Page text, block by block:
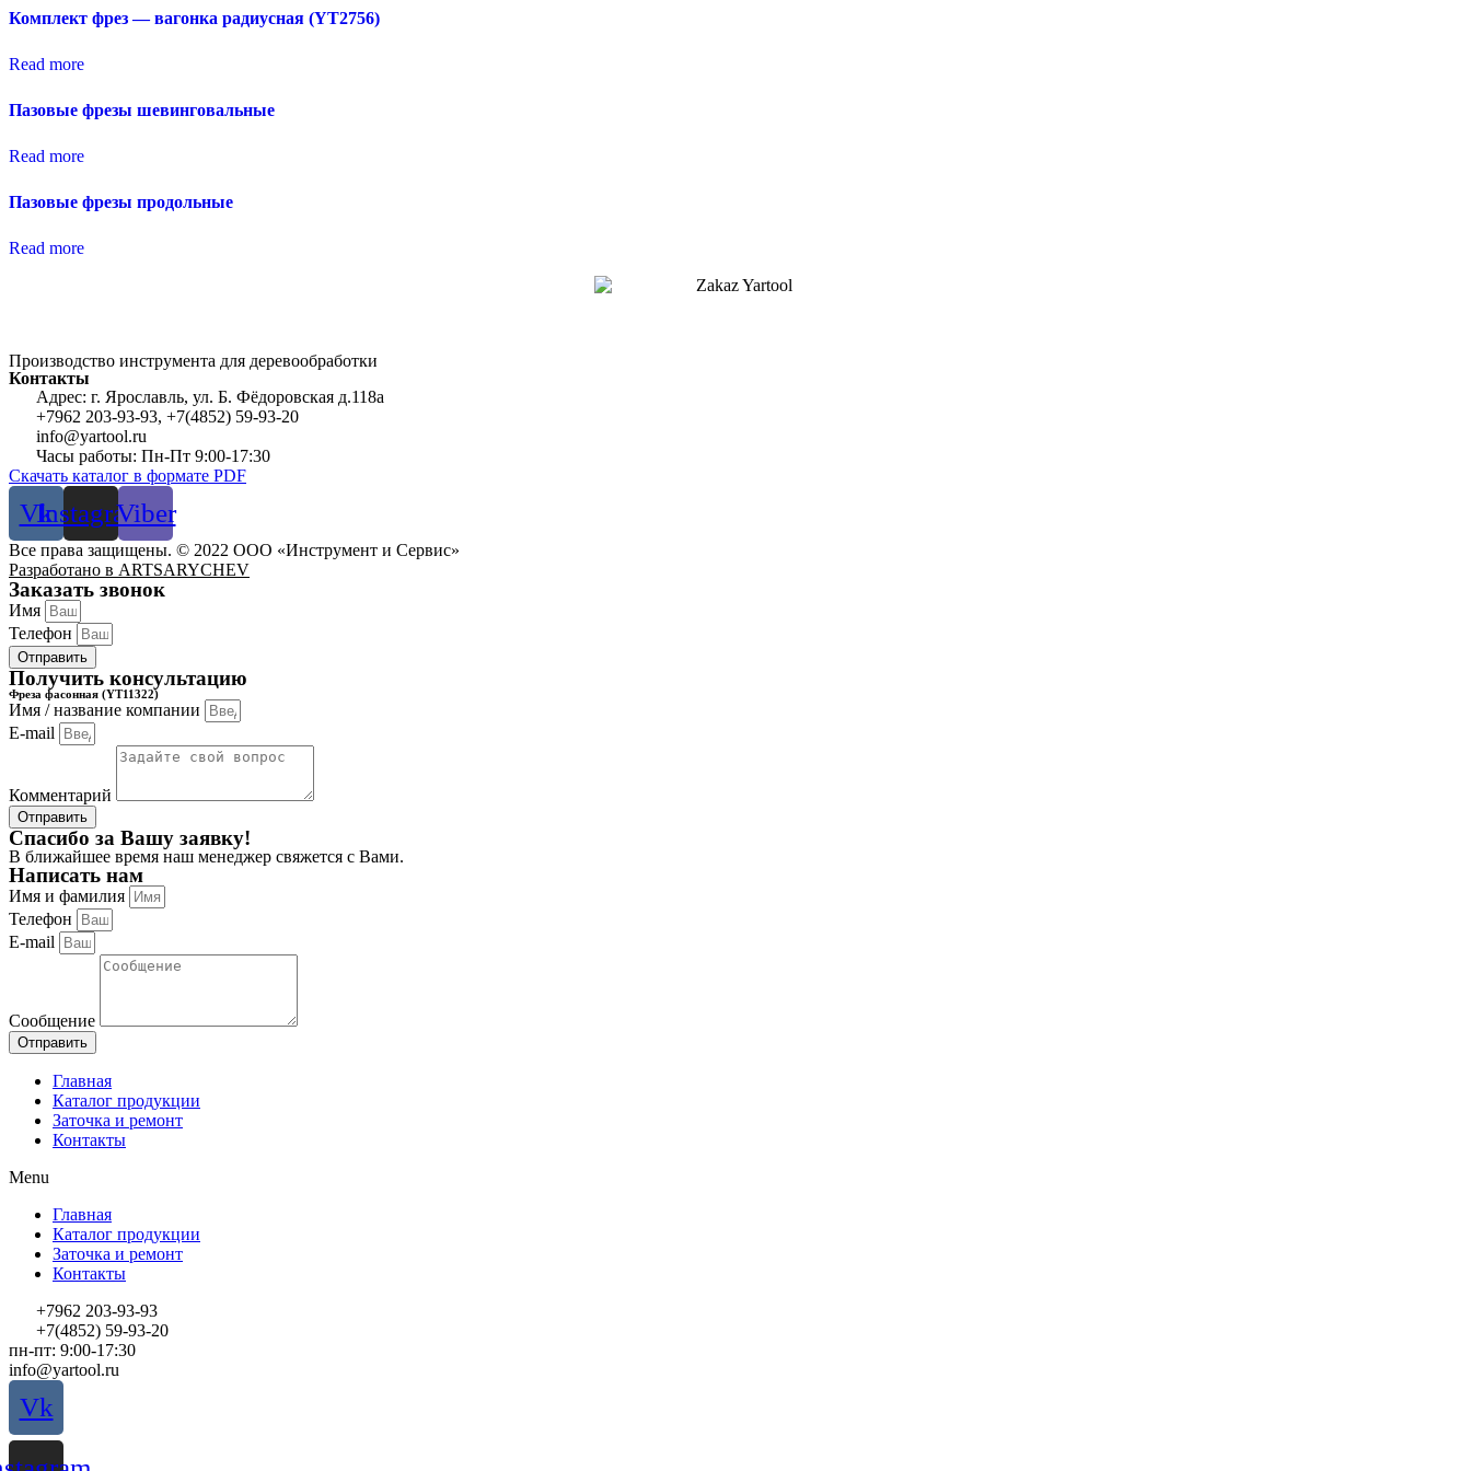
Комплект фрез — вагонка радиусная (YT2756)
Read more
Пазовые фрезы шевинговальные
Read more
Пазовые фрезы продольные
Read more
Производство инструмента для деревообработки
Контакты
Адрес: г. Ярославль, ул. Б. Фёдоровская д.118а
+7962 203-93-93, +7(4852) 59-93-20
info@yartool.ru
Часы работы: Пн-Пт 9:00-17:30
Скачать каталог в формате PDF
VkInstagramViber
Все права защищены. © 2022 ООО «Инструмент и Сервис»
Разработано в ARTSARYCHEV
Заказать звонок
Имя
Телефон
Отправить
Получить консультацию
Фреза фасонная (YT11322)
Имя / название компании
E-mail
Комментарий
Отправить
Спасибо за Вашу заявку!
В ближайшее время наш менеджер свяжется с Вами.
Написать нам
Имя и фамилия
Телефон
E-mail
Сообщение
Отправить
Главная
Каталог продукции
Заточка и ремонт
Контакты
Menu
Главная
Каталог продукции
Заточка и ремонт
Контакты
+7962 203-93-93
+7(4852) 59-93-20
пн-пт: 9:00-17:30
info@yartool.ru
Vk